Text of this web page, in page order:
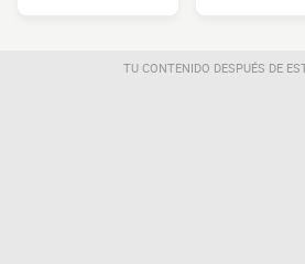
TU CONTENIDO DESPUÉS DE